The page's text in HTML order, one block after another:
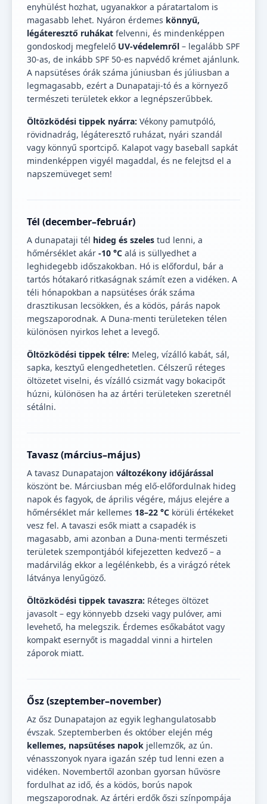
enyhülést hozhat, ugyanakkor a páratartalom is
magasabb lehet. Nyáron érdemes könnyű,
légáteresztő ruhákat felvenni, és mindenképpen
gondoskodj megfelelő UV-védelemről – legalább SPF
30-as, de inkább SPF 50-es napvédő krémet ajánlunk.
A napsütéses órák száma júniusban és júliusban a
legmagasabb, ezért a Dunapataji-tó és a környező
természeti területek ekkor a legnépszerűbbek.
Öltözködési tippek nyárra: Vékony pamutpóló,
rövidnadrág, légáteresztő ruházat, nyári szandál
vagy könnyű sportcipő. Kalapot vagy baseball sapkát
mindenképpen vigyél magaddal, és ne felejtsd el a
napszemüveget sem!
Tél (december–február)
A dunapataji tél hideg és szeles tud lenni, a
hőmérséklet akár -10 °C alá is süllyedhet a
leghidegebb időszakokban. Hó is előfordul, bár a
tartós hótakaró ritkaságnak számít ezen a vidéken. A
téli hónapokban a napsütéses órák száma
drasztikusan lecsökken, és a ködös, párás napok
megszaporodnak. A Duna-menti területeken télen
különösen nyirkos lehet a levegő.
Öltözködési tippek télre: Meleg, vízálló kabát, sál,
sapka, kesztyű elengedhetetlen. Célszerű réteges
öltözetet viselni, és vízálló csizmát vagy bokacipőt
húzni, különösen ha az ártéri területeken szeretnél
sétálni.
Tavasz (március–május)
A tavasz Dunapatajon változékony időjárással
köszönt be. Márciusban még elő-előfordulnak hideg
napok és fagyok, de április végére, május elejére a
hőmérséklet már kellemes 18–22 °C körüli értékeket
vesz fel. A tavaszi esők miatt a csapadék is
magasabb, ami azonban a Duna-menti természeti
területek szempontjából kifejezetten kedvező – a
madárvilág ekkor a legélénkebb, és a virágzó rétek
látványa lenyűgöző.
Öltözködési tippek tavaszra: Réteges öltözet
javasolt – egy könnyebb dzseki vagy pulóver, ami
levehető, ha melegszik. Érdemes esőkabátot vagy
kompakt esernyőt is magaddal vinni a hirtelen
záporok miatt.
Ősz (szeptember–november)
Az ősz Dunapatajon az egyik leghangulatosabb
évszak. Szeptemberben és október elején még
kellemes, napsütéses napok jellemzők, az ún.
vénasszonyok nyara igazán szép tud lenni ezen a
vidéken. Novembertől azonban gyorsan hűvösre
fordulhat az idő, és a ködös, borús napok
megszaporodnak. Az ártéri erdők őszi színpompája